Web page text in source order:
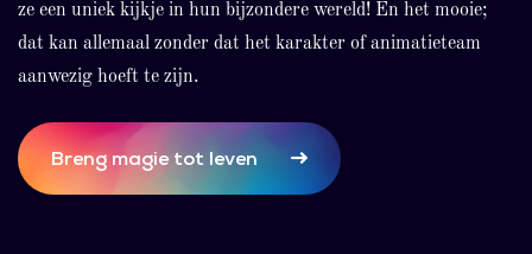
ze een uniek kijkje in hun bijzondere wereld! En het mooie;
dat kan allemaal zonder dat het karakter of animatieteam
aanwezig hoeft te zijn.
Breng magie tot leven